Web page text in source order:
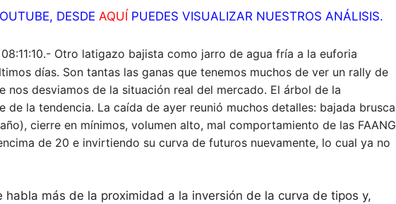
DESDE AQUÍ PUEDES VISUALIZAR NUESTROS ANÁLISIS.
08:11:10.- Otro latigazo bajista como jarro de agua fría a la euforia
días. Son tantas las ganas que tenemos muchos de ver un rally de
nos desviamos de la situación real del mercado. El árbol de la
la tendencia. La caída de ayer reunió muchos detalles: bajada brusca
cierre en mínimos, volumen alto, mal comportamiento de las FAANG
de 20 e invirtiendo su curva de futuros nuevamente, lo cual ya no
más de la proximidad a la inversión de la curva de tipos y,